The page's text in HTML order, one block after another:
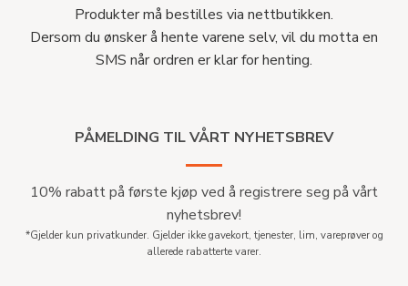
Produkter må bestilles via nettbutikken.
Dersom du ønsker å hente varene selv, vil du motta en
SMS når ordren er klar for henting.
PÅMELDING TIL VÅRT NYHETSBREV
10% rabatt på første kjøp ved å registrere seg på vårt
nyhetsbrev!
*Gjelder kun privatkunder. Gjelder ikke gavekort, tjenester, lim, vareprøver og
allerede rabatterte varer.